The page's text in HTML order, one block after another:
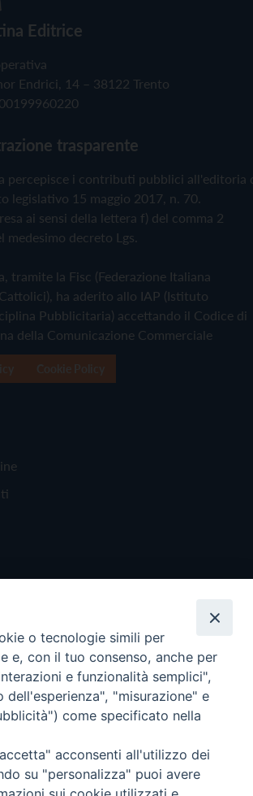
Editrice
Endrici, 14 – 38122 Trento
00199960220
trasparente
percepisce i contributi pubblici all'editoria
legislativo 15 maggio 2017, n. 70.
ai sensi della lettera f) del comma 2
medesimo decreto Lgs.
tramite la Fisc (Federazione Italiana
ha aderito allo IAP (Istituto
Pubblicitaria) accettando il Codice di
della Comunicazione Commerciale
2019 - Tutti i diritti riservati - Vita
o tecnologie simili per
e, con il tuo consenso, anche per
e funzionalità semplici",
dell'esperienza", "misurazione" e
come specificato nella
acconsenti all'utilizzo dei
su "personalizza" puoi avere